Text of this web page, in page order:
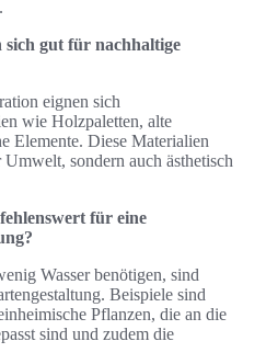
sich gut für nachhaltige
eignen sich
wie Holzpaletten, alte
Elemente. Diese Materialien
sondern auch ästhetisch
für eine
Wasser benötigen, sind
Beispiele sind
Pflanzen, die an die
sind und zudem die